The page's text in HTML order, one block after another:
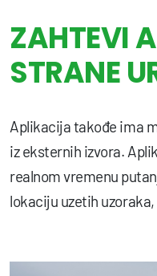
ZAHTEVI
STRANE
Aplikacija takođe ima
iz eksternih izvora.
realnom vremenu
lokaciju uzetih